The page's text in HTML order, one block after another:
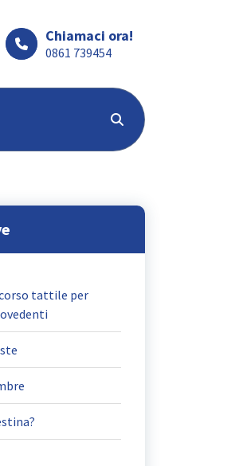
Chiamaci ora!
0861 739454
tattile per